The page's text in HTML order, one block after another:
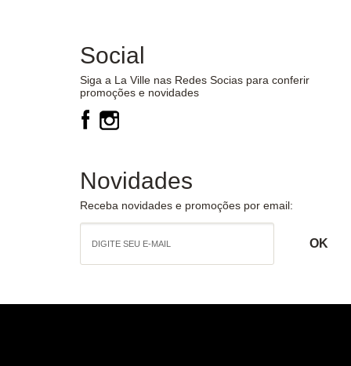
Social
Siga a La Ville nas Redes Socias para conferir
promoções e novidades
Novidades
Receba novidades e promoções por email: